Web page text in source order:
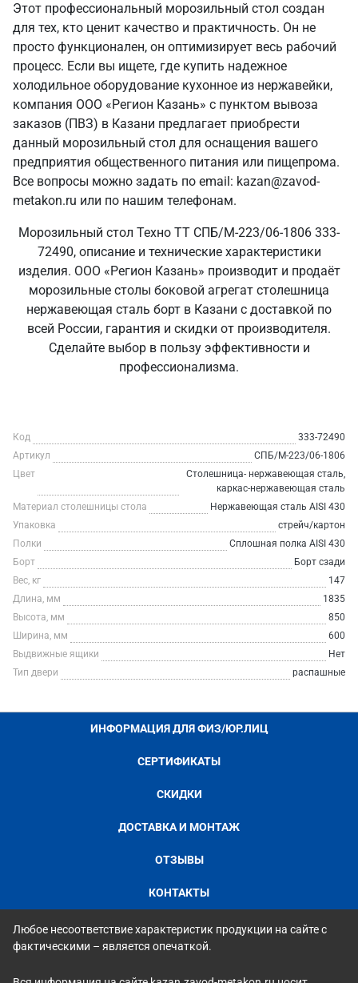
Этот профессиональный морозильный стол создан
для тех, кто ценит качество и практичность. Он не
просто функционален, он оптимизирует весь рабочий
процесс. Если вы ищете, где купить надежное
холодильное оборудование кухонное из нержавейки,
компания ООО «Регион Казань» с пунктом вывоза
заказов (ПВЗ) в Казани предлагает приобрести
данный морозильный стол для оснащения вашего
предприятия общественного питания или пищепрома.
Все вопросы можно задать по email: kazan@zavod-
metakon.ru или по нашим телефонам.
Морозильный стол Техно ТТ СПБ/М-223/06-1806 333-
72490, описание и технические характеристики
изделия. ООО «Регион Казань» производит и продаёт
морозильные столы боковой агрегат столешница
нержавеющая сталь борт в Казани с доставкой по
всей России, гарантия и скидки от производителя.
Сделайте выбор в пользу эффективности и
профессионализма.
Код
333-72490
Артикул
СПБ/М-223/06-1806
Цвет
Столешница- нержавеющая сталь,
каркас-нержавеющая сталь
Материал столешницы стола
Нержавеющая сталь AISI 430
Упаковка
стрейч/картон
Полки
Сплошная полка AISI 430
Борт
Борт сзади
Вес, кг
147
Длина, мм
1835
Высота, мм
850
Ширина, мм
600
Выдвижные ящики
Нет
Тип двери
распашные
ИНФОРМАЦИЯ ДЛЯ ФИЗ/ЮР.ЛИЦ
СЕРТИФИКАТЫ
СКИДКИ
ДОСТАВКА И МОНТАЖ
ОТЗЫВЫ
КОНТАКТЫ
Любое несоответствие характеристик продукции на сайте с
фактическими – является опечаткой.